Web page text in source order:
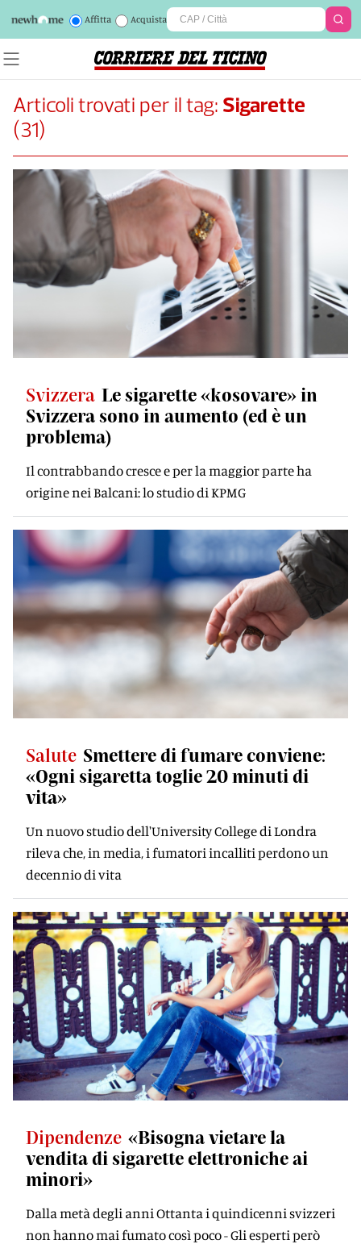
Affitta Acquista
Articoli trovati per il tag: Sigarette
(31)
Svizzera Le sigarette «kosovare» in
Svizzera sono in aumento (ed è un
problema)
Il contrabbando cresce e per la maggior parte ha
origine nei Balcani: lo studio di KPMG
Salute Smettere di fumare conviene:
«Ogni sigaretta toglie 20 minuti di
vita»
Un nuovo studio dell'University College di Londra
rileva che, in media, i fumatori incalliti perdono un
decennio di vita
Dipendenze «Bisogna vietare la
vendita di sigarette elettroniche ai
minori»
Dalla metà degli anni Ottanta i quindicenni svizzeri
non hanno mai fumato così poco - Gli esperti però